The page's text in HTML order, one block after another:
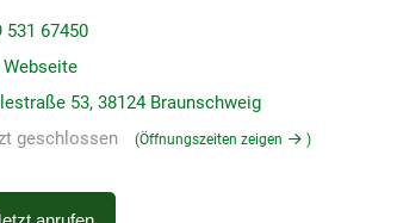
531 67450
Webseite
53, 38124 Braunschweig
geschlossen
(Öffnungszeiten zeigen )